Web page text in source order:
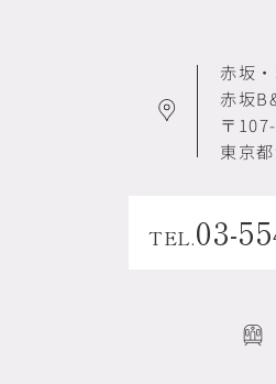
赤坂
赤坂
〒
東京
TEL. 03-